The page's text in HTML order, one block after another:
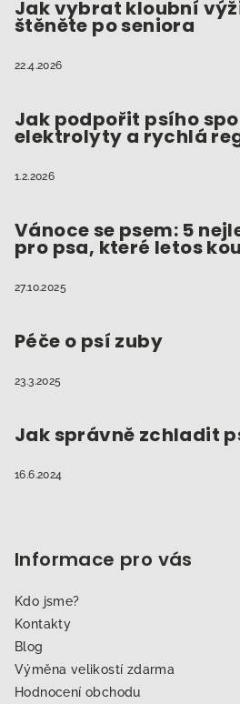
u
Jak vybrat kloubní
štěněte po seniora
22.4.2026
Jak podpořit psího
elektrolyty a rychlá
1.2.2026
Vánoce se psem: 5
pro psa, které letos
27.10.2025
Péče o psí zuby
23.3.2025
Jak správně zchladit
16.6.2024
Informace pro vás
Kdo jsme?
Kontakty
Blog
Výměna velikostí zdarma
Hodnocení obchodu